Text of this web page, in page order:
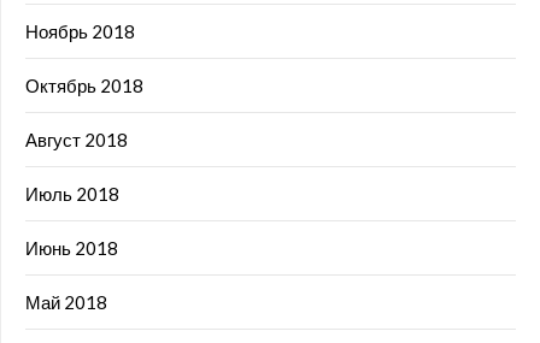
Ноябрь 2018
Октябрь 2018
Август 2018
Июль 2018
Июнь 2018
Май 2018